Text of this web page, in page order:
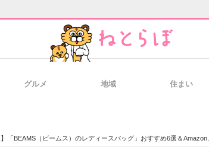
グルメ 地域 住まい
BEAMS（ビームス）のレディースバッグ」おすすめ6選＆AmazonランキングTOP10！